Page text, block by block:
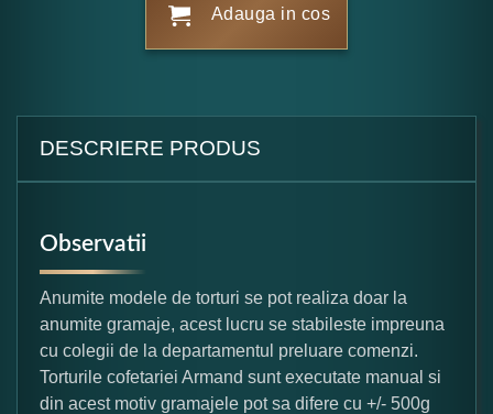
Adauga in cos
DESCRIERE PRODUS
Observatii
Anumite modele de torturi se pot realiza doar la
anumite gramaje, acest lucru se stabileste impreuna
cu colegii de la departamentul preluare comenzi.
Torturile cofetariei Armand sunt executate manual si
din acest motiv gramajele pot sa difere cu +/- 500g